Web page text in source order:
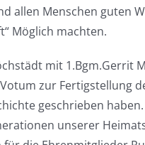
allen Menschen guten
Möglich machten.
mit 1.Bgm.Gerrit
zur Fertigstellung
geschrieben
unserer